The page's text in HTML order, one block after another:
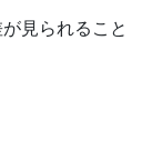
見られること